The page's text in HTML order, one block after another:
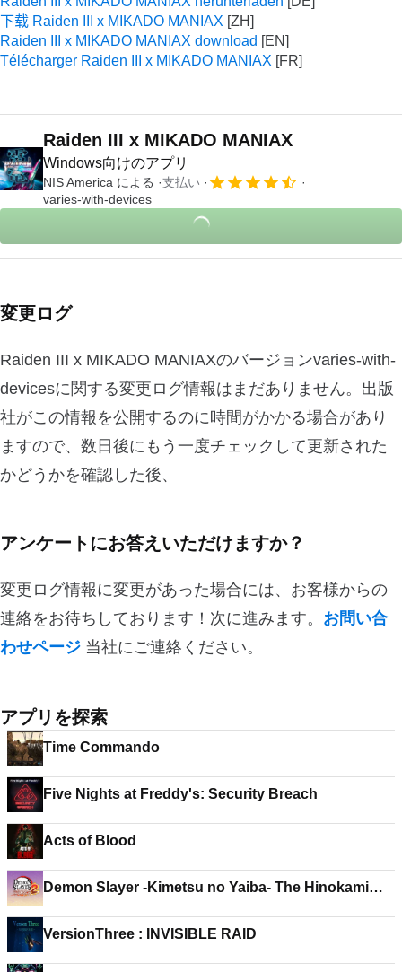
下载 Raiden III x MIKADO MANIAX
Raiden III x MIKADO MANIAX download
Télécharger Raiden III x MIKADO MANIAX
Raiden III x MIKADO MANIAX
Windows向けのアプリ
NIS America による
支払い
varies-with-devices
変更ログ
Raiden III x MIKADO MANIAXのバージョンvaries-with-
devicesに関する変更ログ情報はまだありません。出版
社がこの情報を公開するのに時間がかかる場合があり
ますので、数日後にもう一度チェックして更新された
かどうかを確認した後、
アンケートにお答えいただけますか？
変更ログ情報に変更があった場合には、お客様からの
連絡をお待ちしております！次に進みます。 お問い合
わせページ 当社にご連絡ください。
アプリを探索
Time Commando
Five Nights at Freddy's: Security Breach
Acts of Blood
Demon Slayer -Kimetsu no Yaiba- The Hinokami
VersionThree : INVISIBLE RAID